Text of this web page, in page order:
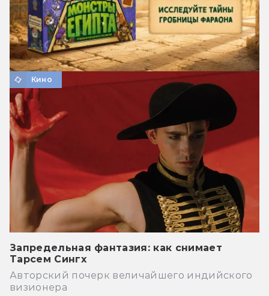
Кино
Запредельная фантазия: как снимает
Тарсем Сингх
Авторский почерк величайшего индийского
визионера